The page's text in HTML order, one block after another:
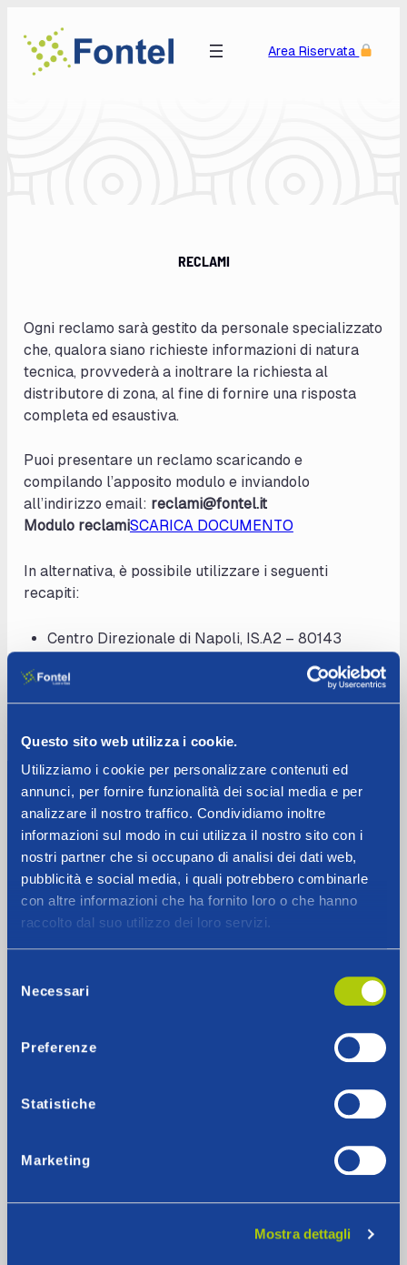
Questo sito web utilizza i cookie.
Utilizziamo i cookie per personalizzare contenuti ed
annunci, per fornire funzionalità dei social media e per
analizzare il nostro traffico. Condividiamo inoltre
informazioni sul modo in cui utilizza il nostro sito con i
nostri partner che si occupano di analisi dei dati web,
pubblicità e social media, i quali potrebbero combinarle
con altre informazioni che ha fornito loro o che hanno
raccolto dal suo utilizzo dei loro servizi.
delNecessari
Preferenze
Statistiche
Marketing
Mostra dettagli
Benvenuti in Fontel Area Riservata
RECLAMI
Ogni reclamo sarà gestito da personale specializzato
che, qualora siano richieste informazioni di natura
tecnica, provvederà a inoltrare la richiesta al
distributore di zona, al fine di fornire una risposta
completa ed esaustiva.
Puoi presentare un reclamo scaricando e
compilando l’apposito modulo e inviandolo
all’indirizzo email: reclami@fontel.it
Modulo reclamiSCARICA DOCUMENTO
In alternativa, è possibile utilizzare i seguenti
recapiti:
Centro Direzionale di Napoli, IS.A2 – 80143
Fax: 081 5626130
Numero Verde: 800 920092
Instagram
Facebook
LinkedIn
X
Fontel s.p.a.
Centro Direzionale Isola A2, 80143 | Napoli (NA)
P.IVA: 07281070636
Capitale Sociale: € 10.000.000,00 i.v.
Assistenza whatsapp:+39 3710132810